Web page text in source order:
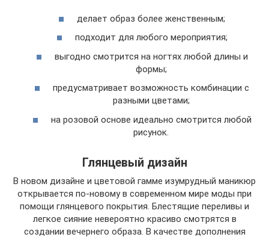
делает образ более женственным;
подходит для любого мероприятия;
выгодно смотрится на ногтях любой длины и
формы;
предусматривает возможность комбинации с
разными цветами;
на розовой основе идеально смотрится любой
рисунок.
Глянцевый дизайн
В новом дизайне и цветовой гамме изумрудный маникюр
открывается по-новому в современном мире моды при
помощи глянцевого покрытия. Блестящие переливы и
легкое сияние невероятно красиво смотрятся в
создании вечернего образа. В качестве дополнения